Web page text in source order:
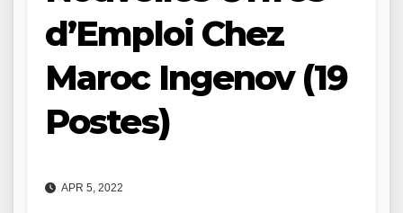
d’Emploi Chez
Maroc Ingenov (19
Postes)
APR 5, 2022